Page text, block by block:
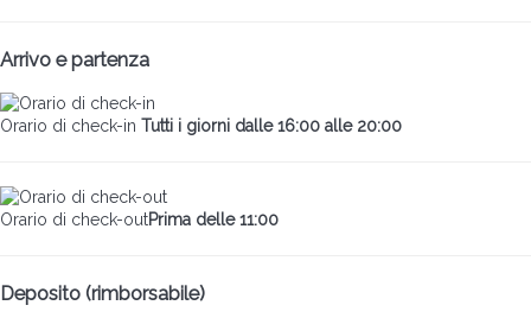
Arrivo e partenza
Orario di check-in Tutti i giorni dalle 16:00 alle 20:00
Orario di check-outPrima delle 11:00
Deposito (rimborsabile)